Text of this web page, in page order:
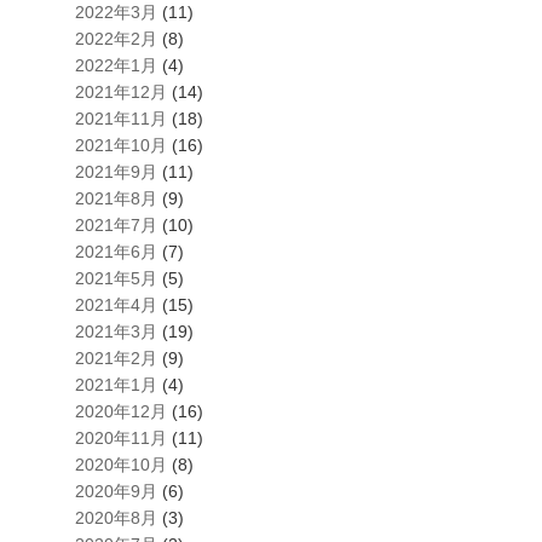
2022年3月 (11)
2022年2月 (8)
2022年1月 (4)
2021年12月 (14)
2021年11月 (18)
2021年10月 (16)
2021年9月 (11)
2021年8月 (9)
2021年7月 (10)
2021年6月 (7)
2021年5月 (5)
2021年4月 (15)
2021年3月 (19)
2021年2月 (9)
2021年1月 (4)
2020年12月 (16)
2020年11月 (11)
2020年10月 (8)
2020年9月 (6)
2020年8月 (3)